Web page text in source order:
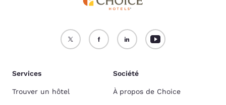
Services
Trouver un hôtel
Société
À propos de Choice